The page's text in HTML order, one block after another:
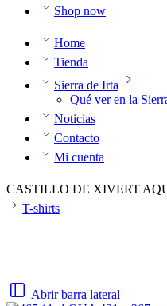
Shop now
Home
Tienda
Sierra de Irta
Qué ver en la
Noticias
Contacto
Mi cuenta
CASTILLO DE XIVERT
T-shirts
Abrir barra lateral